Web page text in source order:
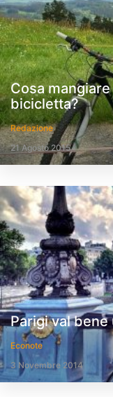
Cosa
bicicletta?
Redazione
21 Agosto 2015
Parigi val bene
Econote
3 Novembre 2014